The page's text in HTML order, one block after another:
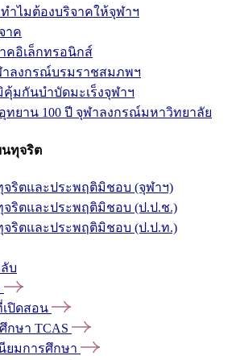
ำไมต้องบริจาคให้จุฬาฯ
าค
คอิเล็กทรอนิกส์
ลงกรณ์บรมราชสมภพฯ
มกันบำบัดมะเร็งจุฬาฯ
ทยาน 100 ปี จุฬาลงกรณ์มหาวิทยาลัย
นทุจริต
จริตและประพฤติมิชอบ (จุฬาฯ)
จริตและประพฤติมิชอบ (ป.ป.ช.)
จริตและประพฤติมิชอบ (ป.ป.ท.)
บ
ปิดสอน
กษา TCAS
ยมการศึกษา